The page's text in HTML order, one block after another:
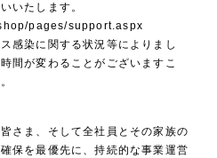
いたします。
pages/support.aspx
感染に関する状況等によりまし
間が変わることがございますこ
さま、そして全社員とその家族の
保を最優先に、持続的な事業運営